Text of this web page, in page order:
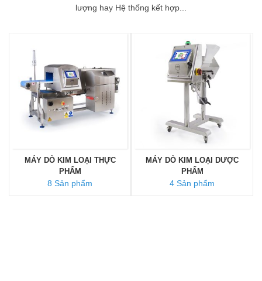
lượng hay Hệ thống kết hợp...
MÁY DÒ KIM LOẠI THỰC
PHẨM
8 Sản phẩm
MÁY DÒ KIM LOẠI DƯỢC
PHẨM
4 Sản phẩm